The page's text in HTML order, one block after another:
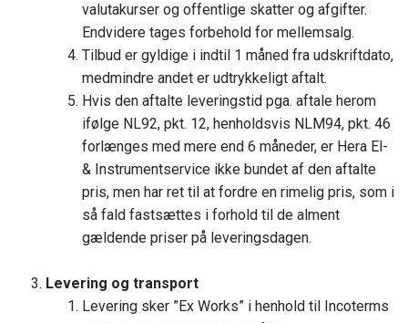
valutakurser og offentlige skatter og afgifter.
Endvidere tages forbehold for mellemsalg.
Tilbud er gyldige i indtil 1 måned fra udskriftdato,
medmindre andet er udtrykkeligt aftalt.
Hvis den aftalte leveringstid pga. aftale herom
ifølge NL92, pkt. 12, henholdsvis NLM94, pkt. 46
forlænges med mere end 6 måneder, er Hera El-
& Instrumentservice ikke bundet af den aftalte
pris, men har ret til at fordre en rimelig pris, som i
så fald fastsættes i forhold til de alment
gældende priser på leveringsdagen.
Levering og transport
Levering sker ”Ex Works” i henhold til Incoterms